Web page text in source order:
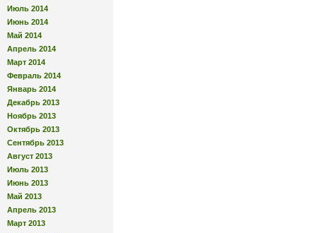
Июль 2014
Июнь 2014
Май 2014
Апрель 2014
Март 2014
Февраль 2014
Январь 2014
Декабрь 2013
Ноябрь 2013
Октябрь 2013
Сентябрь 2013
Август 2013
Июль 2013
Июнь 2013
Май 2013
Апрель 2013
Март 2013